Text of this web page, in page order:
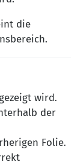
die
wird.
der
Folie.